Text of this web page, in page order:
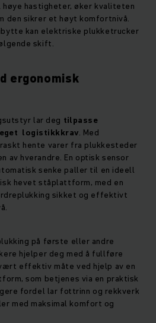
hastigheter, øker kvaliteten
den sikrer et høyt komfortnivå.
kan elektriske plukketrucker
skift.
ergonomisk
lar deg tilpasse
logistikkkrav. Med
hente varer fra plukkesteder
av hverandre. En optisk sensor
senke paller til en ideell
hevet ståplattform, med en
sikket og effektivt
på første eller andre
hjelper deg med å fullføre
effektiv måte ved hjelp av en
som betjenes via en praktisk
fordel lar fottrinn og rekkverk
med maksimal komfort og